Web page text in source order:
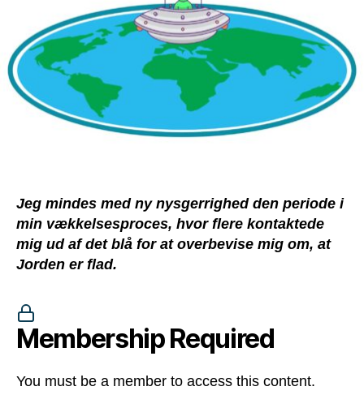
Jeg mindes med ny nysgerrighed den periode i
min vækkelsesproces, hvor flere kontaktede
mig ud af det blå for at overbevise mig om, at
Jorden er flad.
Membership Required
You must be a member to access this content.